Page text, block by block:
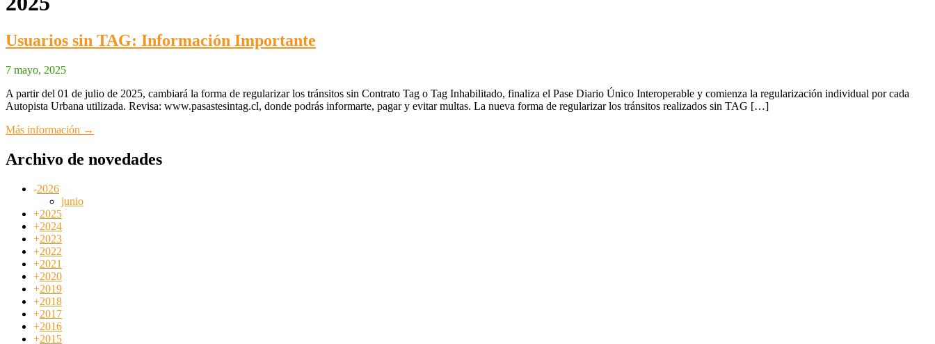
Usuarios sin TAG: Información Importante
7 mayo, 2025
A partir del 01 de julio de 2025, cambiará la forma de regularizar los tránsitos sin Contrato Tag o Tag Inhabilitado, finaliza el Pase Diario Único Interoperable y comienza la regularización individual por cada
Autopista Urbana utilizada. Revisa: www.pasastesintag.cl, donde podrás informarte, pagar y evitar multas. La nueva forma de regularizar los tránsitos realizados sin TAG […]
Más información →
Archivo de novedades
-2026
junio
+2025
+2024
+2023
+2022
+2021
+2020
+2019
+2018
+2017
+2016
+2015